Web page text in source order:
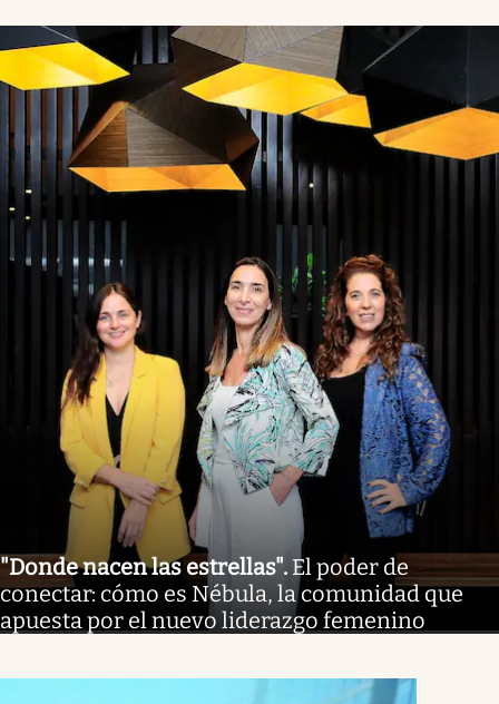
"Donde nacen las estrellas". El poder de
conectar: cómo es Nébula, la comunidad que
apuesta por el nuevo liderazgo femenino